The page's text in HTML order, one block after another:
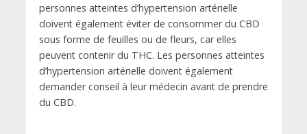
personnes atteintes d’hypertension artérielle
doivent également éviter de consommer du CBD
sous forme de feuilles ou de fleurs, car elles
peuvent contenir du THC. Les personnes atteintes
d’hypertension artérielle doivent également
demander conseil à leur médecin avant de prendre
du CBD.